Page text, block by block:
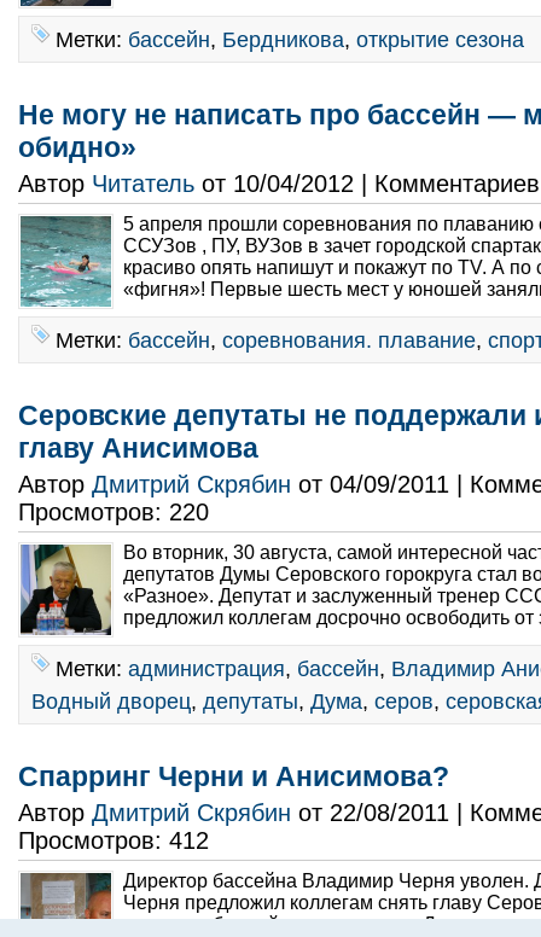
Метки: бассейн, Бердникова, открытие сезона
Не могу не написать про бассейн —
обидно»
Автор Читатель от 10/04/2012 |
5 апреля прошли соревнования по плаванию
ССУЗов , ПУ, ВУЗов в зачет городской
красиво опять напишут и покажут по ТV. А по
«фигня»! Первые шесть мест у юношей
Метки: бассейн, соревнования. плавание,
Серовские депутаты не поддержали
главу Анисимова
Автор Дмитрий Скрябин от 04/09/2011 |
Просмотров: 220
Во вторник, 30 августа, самой интересной
депутатов Думы Серовского горокруга стал
«Разное». Депутат и заслуженный тренер
предложил коллегам досрочно освободить
Метки: администрация, бассейн, Владимир
Водный дворец, депутаты, Дума, серов,
Спарринг Черни и Анисимова?
Автор Дмитрий Скрябин от 22/08/2011 |
Просмотров: 412
Директор бассейна Владимир Черня уволен.
Черня предложил коллегам снять главу
округа на ближайшем заседании Думы, что и